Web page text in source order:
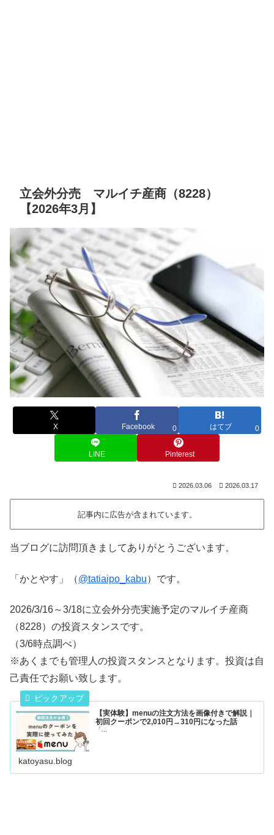
立会外分売 マルイチ産商（8228）
【2026年3月】
X Facebook 0 はてブ 0
LINE Pinterest
2026.03.06 2026.03.17
記事内に広告が含まれています。
当ブログに訪問頂きましてありがとうございます。
「かとやす」（@tatiaipo_kabu）です。
2026/3/16～3/18に立会外分売実施予定のマルイチ産商
（8228）の投資スタンスです。
（3/6時点調べ）
※あくまでも管理人の投資スタンスとなります。投資は自
己責任でお願い致します。
【実体験】menuの注文方法を画像付きで解説｜
初回クーポンで2,010円→310円になった話
「...
katoyasu.blog